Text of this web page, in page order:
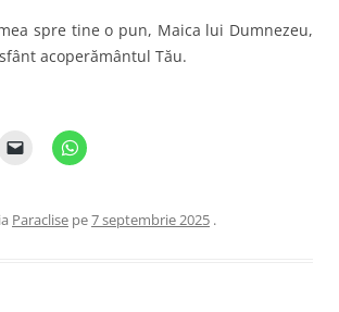
spre tine o pun, Maica lui Dumnezeu,
acoperământul Tău.
Paraclise pe7 septembrie 2025 .